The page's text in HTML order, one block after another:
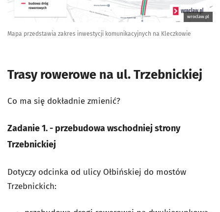
wroclaw.pl
Mapa przedstawia zakres inwestycji komunikacyjnych na Kleczkowie
Trasy rowerowe na ul. Trzebnickiej
Co ma się dokładnie zmienić?
Zadanie 1. - przebudowa wschodniej strony
Trzebnickiej
Dotyczy odcinka od ulicy Ołbińskiej do mostów
Trzebnickich: